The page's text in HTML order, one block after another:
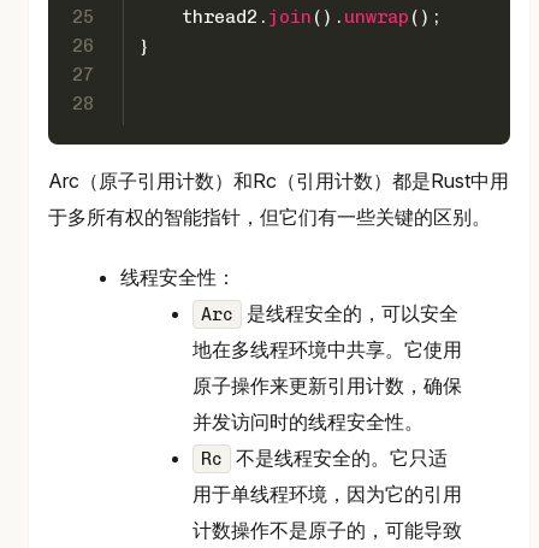
25
26
27
28
    thread2.
join (). unwrap ();
}
Arc（原子引用计数）和Rc（引用计数）都是Rust中用
于多所有权的智能指针，但它们有一些关键的区别。
线程安全性：
Arc
是线程安全的，可以安全
地在多线程环境中共享。它使用
原子操作来更新引用计数，确保
并发访问时的线程安全性。
Rc
不是线程安全的。它只适
用于单线程环境，因为它的引用
计数操作不是原子的，可能导致